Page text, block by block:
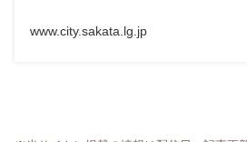
www.city.sakata.lg.jp